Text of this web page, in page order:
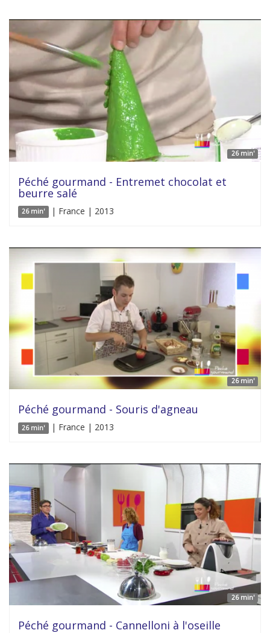
26 min'
Péché gourmand - Entremet chocolat et
beurre salé
26 min' | France | 2013
26 min'
Péché gourmand - Souris d'agneau
26 min' | France | 2013
26 min'
Péché gourmand - Cannelloni à l'oseille